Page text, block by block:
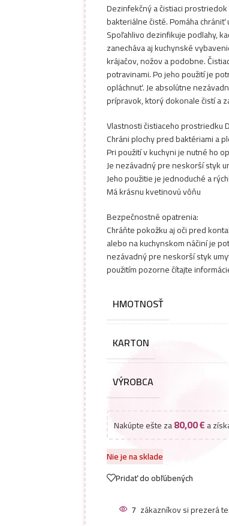
Dezinfekčný a čistiaci
bakteriálne čisté. Pomáha
Spoľahlivo dezinfikuje podlahy,
zanecháva aj kuchynské
krájačov, nožov a podobne.
potravinami. Po jeho použití je
opláchnuť. Je absolútne
prípravok, ktorý dokonale čistí a
Vlastnosti čistiaceho prostriedku
Chráni plochy pred baktériami a
Pri použití v kuchyni je nutné ho
Je nezávadný pre neskorší styk
Jeho použitie je jednoduché a
Má krásnu kvetinovú vôňu
Bezpečnostné opatrenia:
Chráňte pokožku aj oči pred
alebo na kuchynskom náčiní je
nezávadný pre neskorší styk
použitím pozorne čítajte
HMOTNOSŤ
KARTON
VÝROBCA
Nakúpte ešte za80,00€a
Nie je na sklade
Pridať do obľúbených
7 zákazníkov si prezerá